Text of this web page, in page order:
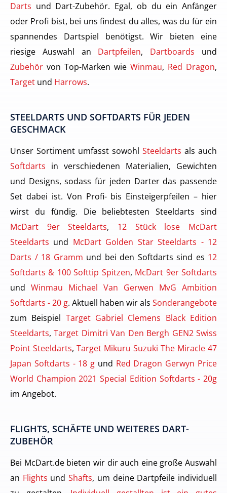
Darts und Dart-Zubehör. Egal, ob du ein Anfänger
oder Profi bist, bei uns findest du alles, was du für ein
spannendes Dartspiel benötigst. Wir bieten eine
riesige Auswahl an Dartpfeilen, Dartboards und
Zubehör von Top-Marken wie Winmau, Red Dragon,
Target und Harrows.
STEELDARTS UND SOFTDARTS FÜR JEDEN
GESCHMACK
Unser Sortiment umfasst sowohl Steeldarts als auch
Softdarts in verschiedenen Materialien, Gewichten
und Designs, sodass für jeden Darter das passende
Set dabei ist. Von Profi- bis Einsteigerpfeilen – hier
wirst du fündig. Die beliebtesten Steeldarts sind
McDart 9er Steeldarts, 12 Stück lose McDart
Steeldarts und McDart Golden Star Steeldarts - 12
Darts / 18 Gramm und bei den Softdarts sind es 12
Softdarts & 100 Softtip Spitzen, McDart 9er Softdarts
und Winmau Michael Van Gerwen MvG Ambition
Softdarts - 20 g. Aktuell haben wir als Sonderangebote
zum Beispiel Target Gabriel Clemens Black Edition
Steeldarts,Target Dimitri Van Den Bergh GEN2 Swiss
Point Steeldarts, Target Mikuru Suzuki The Miracle 47
Japan Softdarts - 18 g und Red Dragon Gerwyn Price
World Champion 2021 Special Edition Softdarts - 20g
im Angebot.
FLIGHTS, SCHÄFTE UND WEITERES DART-
ZUBEHÖR
Bei McDart.de bieten wir dir auch eine große Auswahl
an Flights undShafts, um deine Dartpfeile individuell